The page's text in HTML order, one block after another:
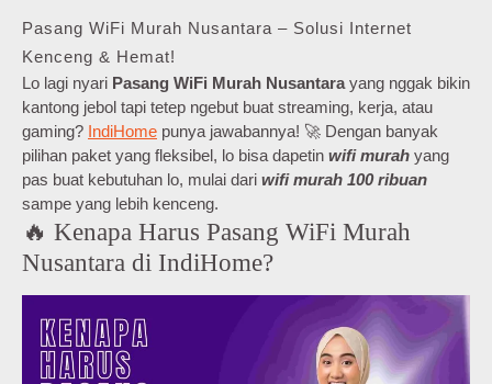
Pasang WiFi Murah Nusantara – Solusi Internet
Kenceng & Hemat!
Lo lagi nyari Pasang WiFi Murah Nusantarayang nggak bikin
kantong jebol tapi tetep ngebut buat streaming, kerja, atau
gaming? IndiHome punya jawabannya! 🚀 Dengan banyak
pilihan paket yang fleksibel, lo bisa dapetin wifi murah yang
pas buat kebutuhan lo, mulai dari wifi murah 100 ribuan
sampe yang lebih kenceng.
🔥 Kenapa Harus Pasang WiFi Murah
Nusantara di IndiHome?